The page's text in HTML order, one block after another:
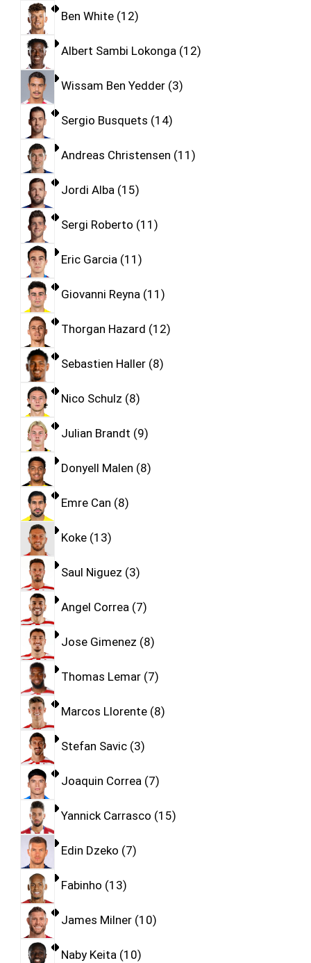
Ben White 12
Albert Sambi Lokonga 12
Wissam Ben Yedder 3
Sergio Busquets 14
Andreas Christensen 11
Jordi Alba 15
Sergi Roberto 11
Eric Garcia 11
Giovanni Reyna 11
Thorgan Hazard 12
Sebastien Haller 8
Nico Schulz 8
Julian Brandt 9
Donyell Malen 8
Emre Can 8
Koke 13
Saul Niguez 3
Angel Correa 7
Jose Gimenez 8
Thomas Lemar 7
Marcos Llorente 8
Stefan Savic 3
Joaquin Correa 7
Yannick Carrasco 15
Edin Dzeko 7
Fabinho 13
James Milner 10
Naby Keita 10